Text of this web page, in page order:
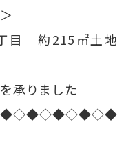
目 約215㎡土地
承りました